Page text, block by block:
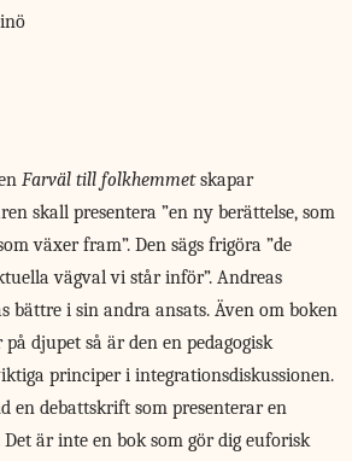
Farväl till folkhemmetskapar
skall presentera ”en ny berättelse, som
växer fram”. Den sägs frigöra ”de
vägval vi står inför”. Andreas
bättre i sin andra ansats. Även om boken
djupet så är den en pedagogisk
principer i integrationsdiskussionen.
en debattskrift som presenterar en
är inte en bok som gör dig euforisk